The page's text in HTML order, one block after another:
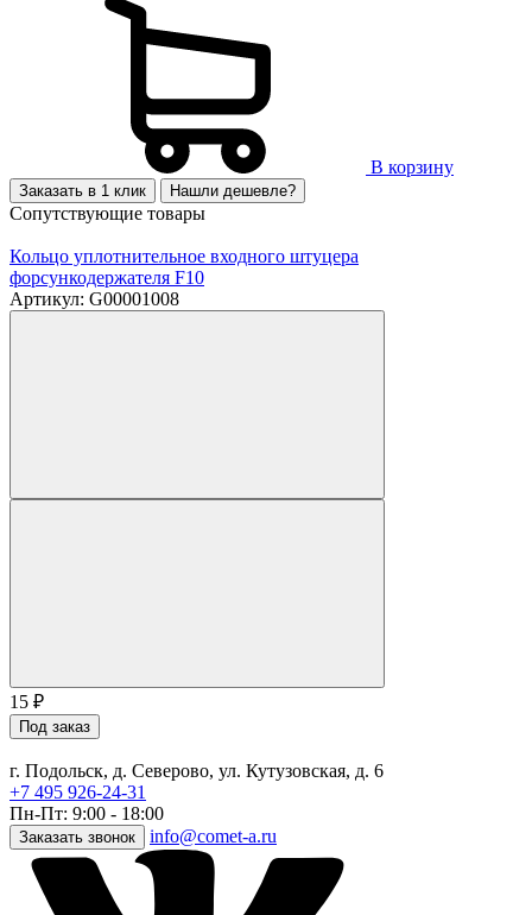
В корзину
Заказать в 1 клик Нашли дешевле?
Сопутствующие товары
Кольцо уплотнительное входного штуцера
форсункодержателя F10
Артикул: G00001008
15 ₽
Под заказ
г. Подольск, д. Северово, ул. Кутузовская, д. 6
+7 495 926-24-31
Пн-Пт: 9:00 - 18:00
Заказать звонок info@comet-a.ru